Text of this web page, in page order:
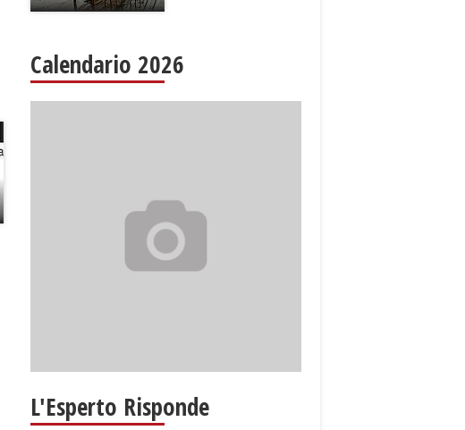
Calendario 2026
L'Esperto Risponde